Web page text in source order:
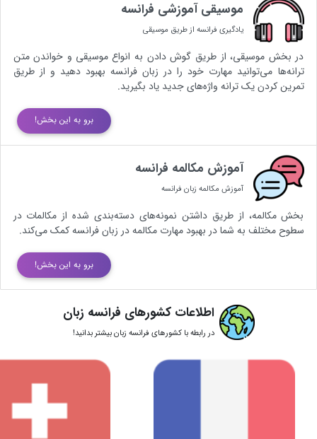
موسیقی آموزشی فرانسه
یادگیری فرانسه از طریق موسیقی
در بخش موسیقی، از طریق گوش دادن به انواع موسیقی و خواندن متن
ترانه‌ها می‌توانید مهارت خود را در زبان فرانسه بهبود دهید و از طریق
تمرین کردن یک ترانه واژه‌های جدید یاد بگیرید.
برو به این بخش!
آموزش مکالمه فرانسه
آموزش مکالمه زبان فرانسه
بخش مکالمه، از طریق داشتن نمونه‌های دسته‌بندی شده از مکالمات در
سطوح مختلف به شما در بهبود مهارت مکالمه در زبان فرانسه کمک می‌کند.
برو به این بخش!
اطلاعات کشورهای فرانسه زبان
در رابطه با کشورهای فرانسه زبان بیشتر بدانید!